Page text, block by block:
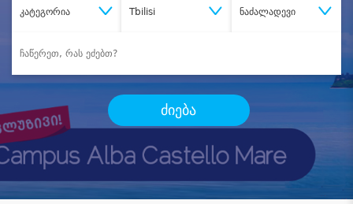
კატეგორია Tbilisi ნაძალადევი
ძიება